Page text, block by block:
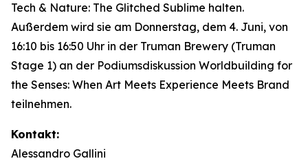
Tech & Nature: The Glitched Sublime halten.
Außerdem wird sie am Donnerstag, dem 4. Juni, von
16:10 bis 16:50 Uhr in der Truman Brewery (Truman
Stage 1) an der Podiumsdiskussion Worldbuilding for
the Senses: When Art Meets Experience Meets Brand
teilnehmen.
Kontakt:
Alessandro Gallini